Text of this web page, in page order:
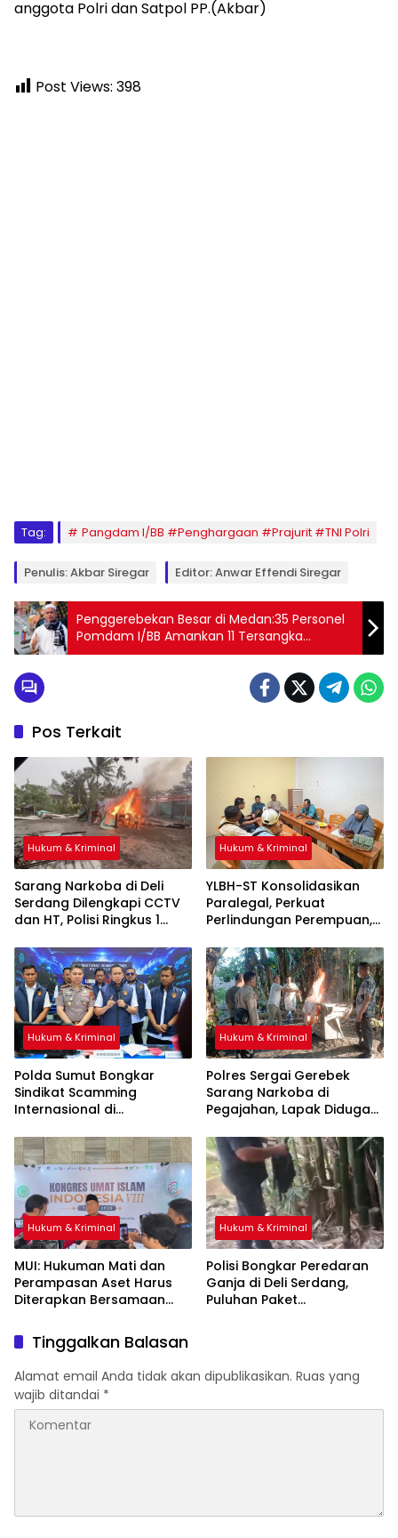
anggota Polri dan Satpol PP.(Akbar)
Post Views: 398
Tag: Pangdam I/BB #Penghargaan #Prajurit #TNI Polri
Penulis: Akbar Siregar Editor: Anwar Effendi Siregar
Penggerebekan Besar di Medan:35 Personel
Pomdam I/BB Amankan 11 Tersangka
Narkoba, Majelis Taklim Tebing Tinggi Mohon
Pos Terkait
Hukum & Kriminal
Sarang Narkoba di Deli
Serdang Dilengkapi CCTV
dan HT, Polisi Ringkus 1
Hukum & Kriminal
YLBH-ST Konsolidasikan
Paralegal, Perkuat
Perlindungan Perempuan,
Hukum & Kriminal
Polda Sumut Bongkar
Sindikat Scamming
Internasional di
Asal Kalimantan Rugi Rp6,7
Miliar
Hukum & Kriminal
Polres Sergai Gerebek
Sarang Narkoba di
Pegajahan, Lapak Diduga
Dibakar
Hukum & Kriminal
‎MUI: Hukuman Mati dan
Perampasan Aset Harus
Diterapkan Bersamaan
Hukum & Kriminal
Polisi Bongkar Peredaran
Ganja di Deli Serdang,
Puluhan Paket
Tinggalkan Balasan
Alamat email Anda tidak akan dipublikasikan. Ruas yang
wajib ditandai *